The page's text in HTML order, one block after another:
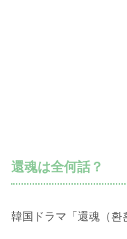
還魂は全何話？
韓国ドラマ「還魂（환